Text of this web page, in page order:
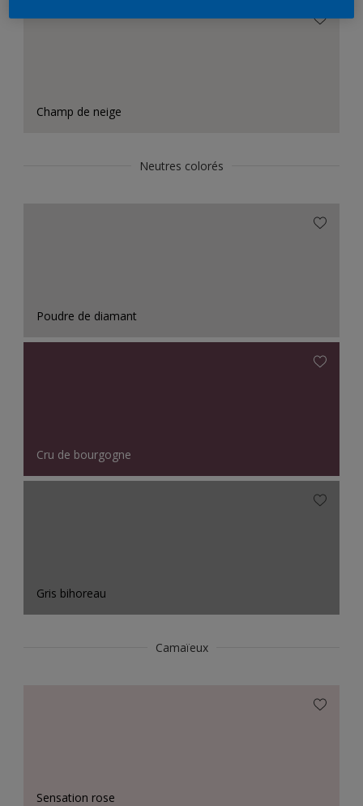
Champ de neige
Neutres colorés
Poudre de diamant
Cru de bourgogne
Gris bihoreau
Camaïeux
Sensation rose